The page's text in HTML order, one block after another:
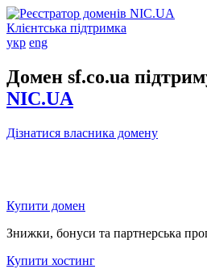
Клієнтська підтримка
укр eng
Домен sf.co.ua
NIC.UA
Дізнатися власника домену
Купити домен
Знижки, бонуси та партнерська
Купити хостинг